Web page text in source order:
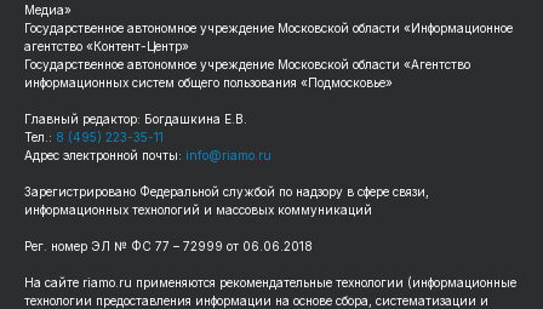
Медиа»
Государственное автономное учреждение Московской области «Информационное
агентство «Контент-Центр»
Государственное автономное учреждение Московской области «Агентство
информационных систем общего пользования «Подмосковье»
Главный редактор: Богдашкина Е.В.
Тел.: 8 (495) 223-35-11
Адрес электронной почты: info@riamo.ru
Зарегистрировано Федеральной службой по надзору в сфере связи,
информационных технологий и массовых коммуникаций
Рег. номер ЭЛ № ФС 77 – 72999 от 06.06.2018
На сайте riamo.ru применяются рекомендательные технологии (информационные
технологии предоставления информации на основе сбора, систематизации и